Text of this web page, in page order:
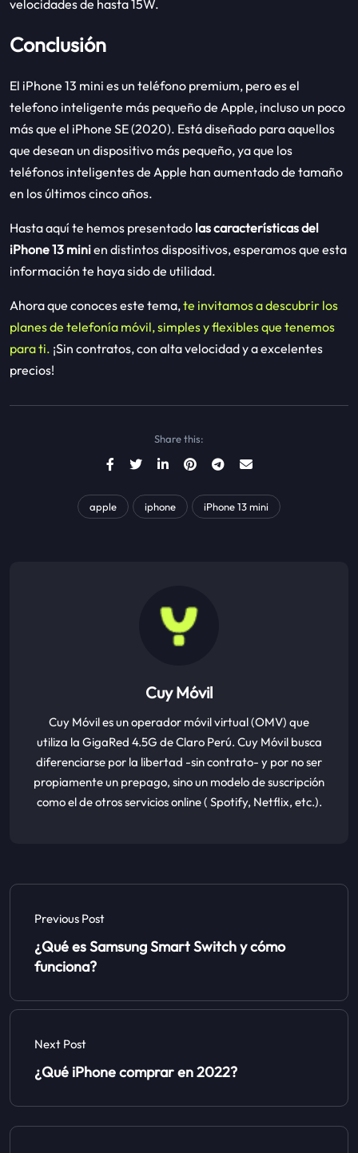
velocidades de hasta 15W.
Conclusión
El iPhone 13 mini es un teléfono premium, pero es el
telefono inteligente más pequeño de Apple, incluso un poco
más que el iPhone SE (2020). Está diseñado para aquellos
que desean un dispositivo más pequeño, ya que los
teléfonos inteligentes de Apple han aumentado de tamaño
en los últimos cinco años.
Hasta aquí te hemos presentado las características del
iPhone 13 minien distintos dispositivos, esperamos que esta
información te haya sido de utilidad.
Ahora que conoces este tema,te invitamos a descubrir los
planes de telefonía móvil, simples y flexibles que tenemos
para ti. ¡Sin contratos, con alta velocidad y a excelentes
precios!
Share this:
apple iphone iPhone 13 mini
Cuy Móvil
Cuy Móvil es un operador móvil virtual (OMV) que
utiliza la GigaRed 4.5G de Claro Perú. Cuy Móvil busca
diferenciarse por la libertad -sin contrato- y por no ser
propiamente un prepago, sino un modelo de suscripción
como el de otros servicios online ( Spotify, Netflix, etc.).
Previous Post
¿Qué es Samsung Smart Switch y cómo
funciona?
Next Post
¿Qué iPhone comprar en 2022?